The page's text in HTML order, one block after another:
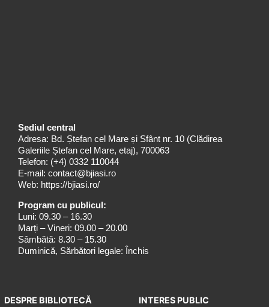
Sediul central
Adresa: Bd. Ștefan cel Mare și Sfânt nr. 10 (Clădirea
Galeriile Ștefan cel Mare, etaj), 700063
Telefon: (+4) 0332 110044
E-mail: contact@bjiasi.ro
Web: https://bjiasi.ro/
Program cu publicul:
Luni: 09.30 – 16.30
Marți – Vineri: 09.00 – 20.00
Sâmbătă: 8.30 – 15.30
Duminică, Sărbători legale: Închis
DESPRE BIBLIOTECĂ INTERES PUBLIC